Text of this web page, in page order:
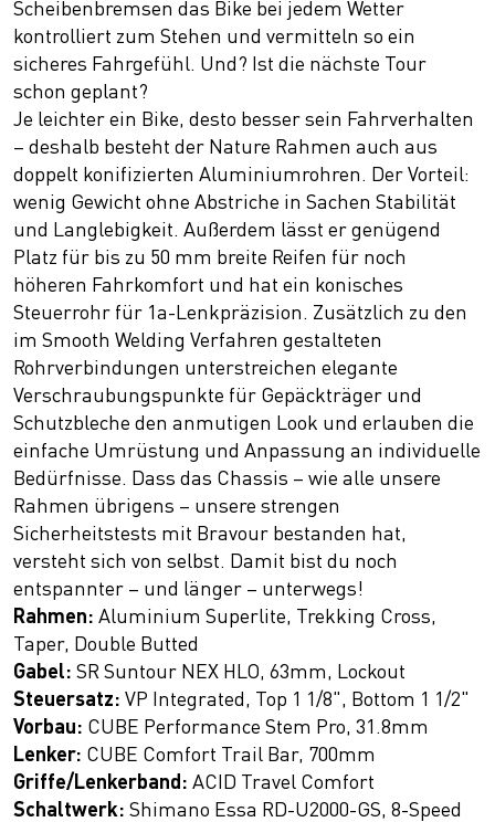
Scheibenbremsen das Bike bei jedem Wetter
kontrolliert zum Stehen und vermitteln so ein
sicheres Fahrgefühl. Und? Ist die nächste Tour
schon geplant?
Je leichter ein Bike, desto besser sein Fahrverhalten
– deshalb besteht der Nature Rahmen auch aus
doppelt konifizierten Aluminiumrohren. Der Vorteil:
wenig Gewicht ohne Abstriche in Sachen Stabilität
und Langlebigkeit. Außerdem lässt er genügend
Platz für bis zu 50 mm breite Reifen für noch
höheren Fahrkomfort und hat ein konisches
Steuerrohr für 1a-Lenkpräzision. Zusätzlich zu den
im Smooth Welding Verfahren gestalteten
Rohrverbindungen unterstreichen elegante
Verschraubungspunkte für Gepäckträger und
Schutzbleche den anmutigen Look und erlauben die
einfache Umrüstung und Anpassung an individuelle
Bedürfnisse. Dass das Chassis – wie alle unsere
Rahmen übrigens – unsere strengen
Sicherheitstests mit Bravour bestanden hat,
versteht sich von selbst. Damit bist du noch
entspannter – und länger – unterwegs!
Rahmen: Aluminium Superlite, Trekking Cross,
Taper, Double Butted
Gabel: SR Suntour NEX HLO, 63mm, Lockout
Steuersatz: VP Integrated, Top 1 1/8", Bottom 1 1/2"
Vorbau: CUBE Performance Stem Pro, 31.8mm
Lenker: CUBE Comfort Trail Bar, 700mm
Griffe/Lenkerband: ACID Travel Comfort
Schaltwerk: Shimano Essa RD-U2000-GS, 8-Speed